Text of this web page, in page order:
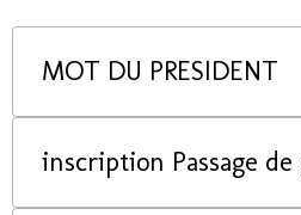
MOT DU PRESIDENT